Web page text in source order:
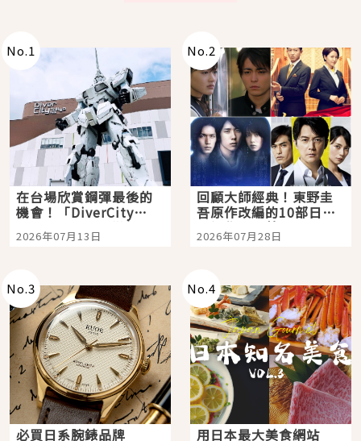
No.1
在台場欣賞鋼彈最後的
機會！「DiverCity
Tokyo Plaza」搭船、
購物、美食及夜景，一
2026年07月13日
No.2
回顧大師經典！東野圭
吾原作改編的10部日本
影視作品推薦
2026年07月28日
No.3
必買日系腕錶品牌
No.4
用日本最大美食網站